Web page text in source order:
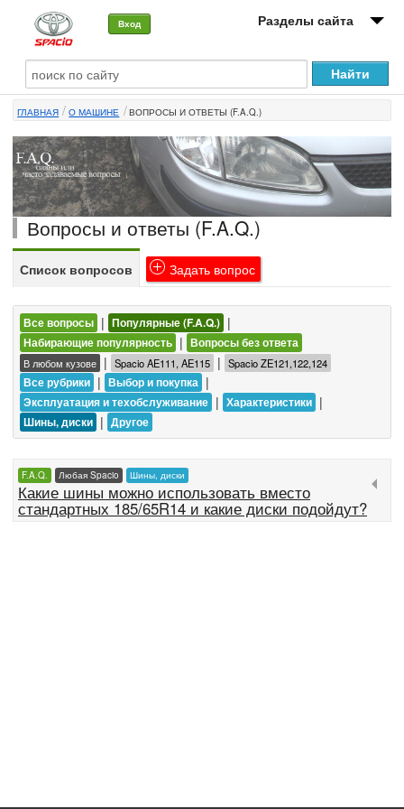
Вход Разделы сайта
О машине
Автоклуб
Форумы
Сервисы и услуги
Новости
ГЛАВНАЯ О МАШИНЕ ВОПРОСЫ И ОТВЕТЫ (F.A.Q.)
Вопросы и ответы (F.A.Q.)
Список вопросов Задать вопрос
Все вопросы | Популярные (F.A.Q.) |
Набирающие популярность | Вопросы без ответа
В любом кузове | Spacio AE111, AE115 | Spacio ZE121,122,124
Все рубрики | Выбор и покупка |
Эксплуатация и техобслуживание | Характеристики |
Шины, диски | Другое
F.A.Q. Любая Spacio Шины, диски
Какие шины можно использовать вместо
стандартных 185/65R14 и какие диски подойдут?